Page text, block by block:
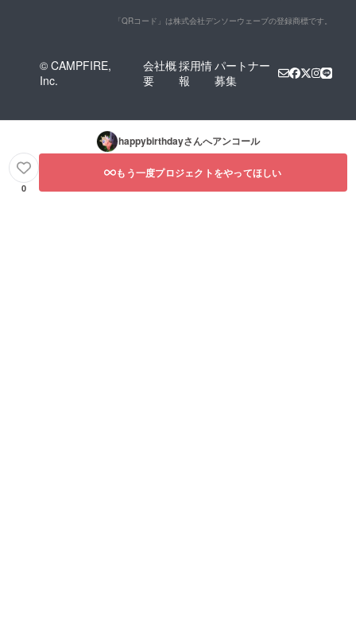
「QRコード」は株式会社デンソーウェーブの登録商標です。
© CAMPFIRE,
Inc.
会社概
要
採用情
報
パートナー
募集
happybirthdayさんへアンコール
0
もう一度プロジェクトをやってほしい